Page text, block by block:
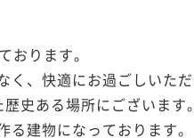
ります。
、快適にお過ごしいただ
史ある場所にございます。
建物になっております。